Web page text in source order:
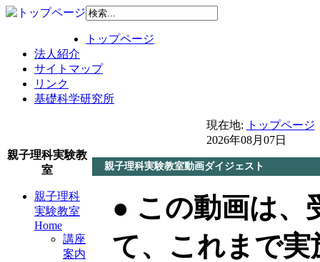
トップページ
法人紹介
サイトマップ
リンク
基礎科学研究所
現在地:
トップページ
2026年08月07日
親子理科実験教
室
親子理科
実験教室
Home
講座
案内
親子理科実験教室動画ダイジェスト
● この動画は、
て、これまで